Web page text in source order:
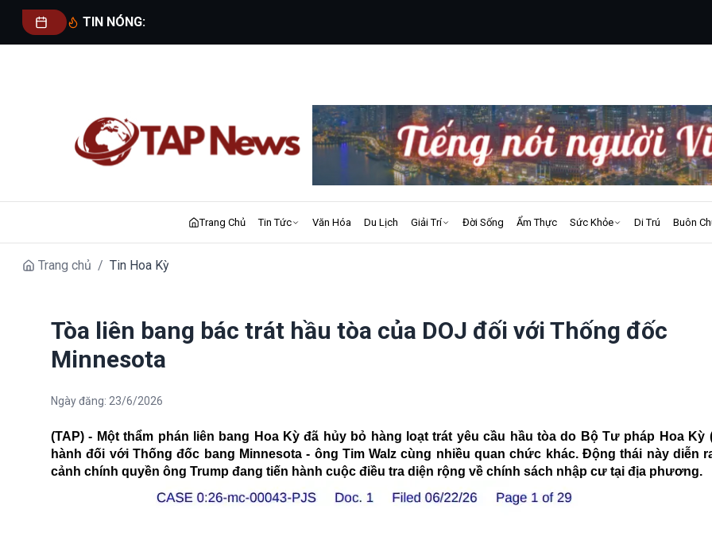
TIN NÓNG:
Trang Chủ Tin Tức Văn Hóa Du Lịch Giải Trí Đời Sống Ẩm Thực Sức Khỏe Di Trú Buôn
Trang chủ / Tin Hoa Kỳ
Tòa liên bang bác trát hầu tòa của DOJ đối với Thống đốc
Minnesota
Ngày đăng: 23/6/2026
(TAP) - Một thẩm phán liên bang Hoa Kỳ đã hủy bỏ hàng loạt trát yêu cầu hầu tòa do Bộ Tư pháp Hoa Kỳ
hành đối với Thống đốc bang Minnesota - ông Tim Walz cùng nhiều quan chức khác. Động thái này diễn
cảnh chính quyền ông Trump đang tiến hành cuộc điều tra diện rộng về chính sách nhập cư tại địa phương.